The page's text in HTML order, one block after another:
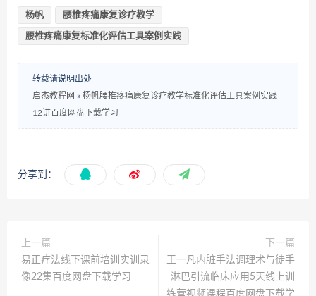
杨帆 腰椎疼痛康复诊疗教学
腰椎疼痛康复标准化评估工具案例实践
转载请说明出处
启杰教程网 » 杨帆腰椎疼痛康复诊疗教学标准化评估工具案例实践
12讲百度网盘下载学习
分享到：
上一篇
易正疗法线下课前培训实训录
像22集百度网盘下载学习
下一篇
王一凡内脏手法调理术与徒手
淋巴引流临床应用5天线上训
练营视频课程百度网盘下载学